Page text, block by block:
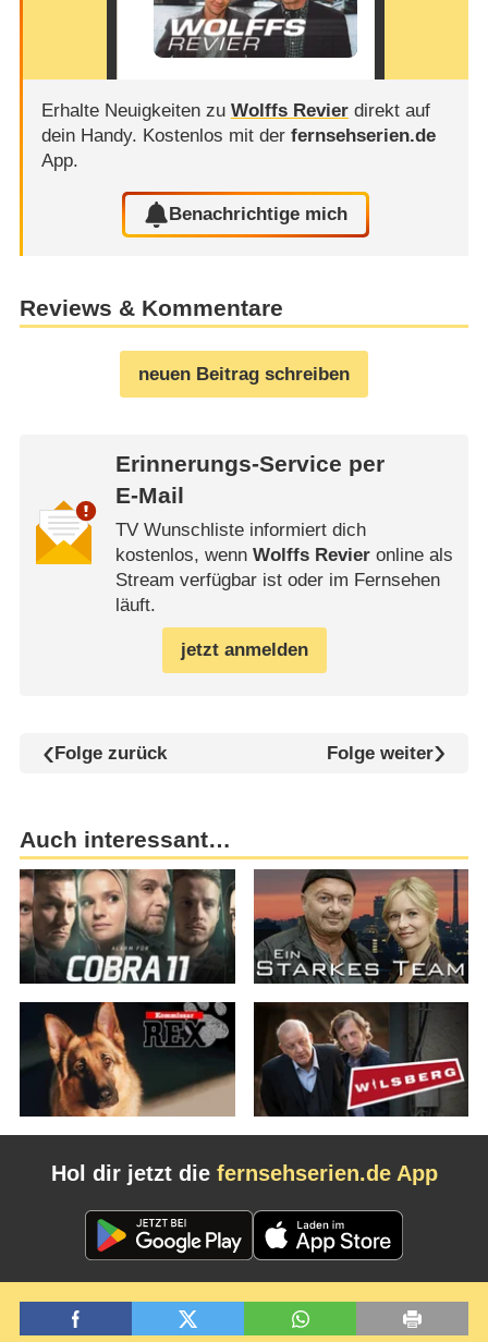
Erhalte Neuigkeiten zu Wolffs Revierdirekt auf
dein Handy. Kostenlos mit der fernsehserien.de
App.
Benachrichtige mich
Reviews & Kommentare
neuen Beitrag schreiben
Erinnerungs-Service per
E-Mail
TV Wunschliste informiert dich
kostenlos, wenn Wolffs Revieronline als
Stream verfügbar ist oder im Fernsehen
läuft.
jetzt anmelden
Folge zurück Folge weiter
Auch interessant…
Hol dir jetzt die fernsehserien.de App